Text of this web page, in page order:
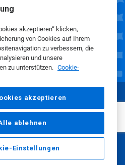
akzeptieren“ klicken,
von Cookies auf Ihrem
zu verbessern, die
und unsere
zu unterstützen. Cookie-
akzeptieren
ablehnen
Einstellungen